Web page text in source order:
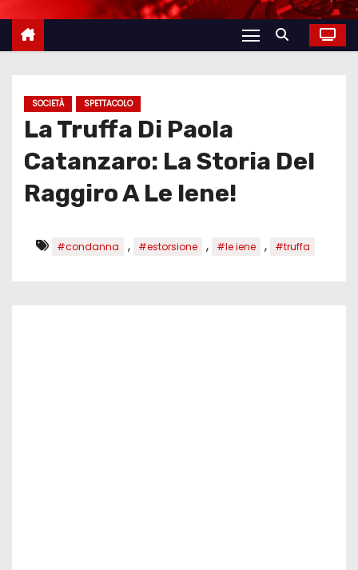
SOCIETÀ SPETTACOLO
La Truffa Di Paola
Catanzaro: La Storia Del
Raggiro A Le Iene!
#condanna , #estorsione , #le iene , #truffa